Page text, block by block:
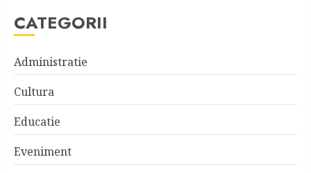
CATEGORII
Administratie
Cultura
Educatie
Eveniment